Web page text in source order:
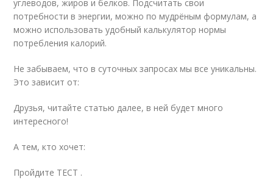
углеводов, жиров и белков. Подсчитать свои
потребности в энергии, можно по мудрёным формулам, а
можно использовать удобный калькулятор нормы
потребления калорий.
Не забываем, что в суточных запросах мы все уникальны.
Это зависит от:
Друзья, читайте статью далее, в ней будет много
интересного!
А тем, кто хочет:
Пройдите ТЕСТ .